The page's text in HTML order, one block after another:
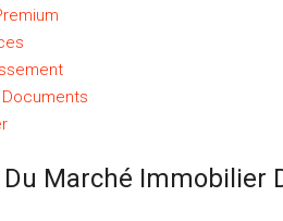
Marché Immobilier